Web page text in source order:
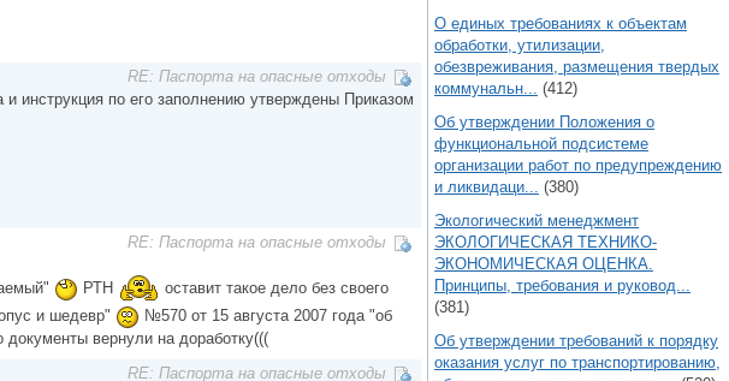
RE: Паспорта на опасные отходы
инструкция по его заполнению утверждены Приказом
RE: Паспорта на опасные отходы
РТН
оставит такое дело без своего
и шедевр"
№570 от 15 августа 2007 года "об
документы вернули на доработку(((
RE: Паспорта на опасные отходы
О единых требованиях к объектам
обработки, утилизации,
обезвреживания, размещения твердых
коммунальн... (412)
Об утверждении Положения о
функциональной подсистеме
организации работ по предупреждению
и ликвидаци... (380)
Экологический менеджмент
ЭКОЛОГИЧЕСКАЯ ТЕХНИКО-
ЭКОНОМИЧЕСКАЯ ОЦЕНКА.
Принципы, требования и руковод...
(381)
Об утверждении требований к порядку
оказания услуг по транспортированию,